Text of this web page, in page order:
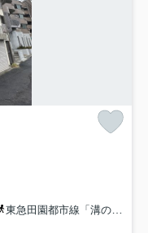
東急田園都市線「溝の口」駅 徒歩16分